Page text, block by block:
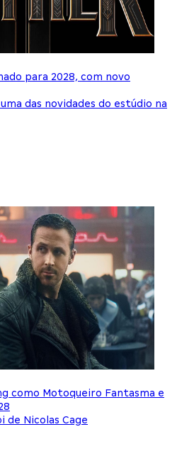
para 2028, com novo
das novidades do estúdio na
como Motoqueiro Fantasma e
de Nicolas Cage